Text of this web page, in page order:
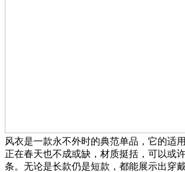
风衣是一款永不外时的典范单品，它的适
正在春天也不成或缺，材质挺括，可以或
条。无论是长款仍是短款，都能展示出穿